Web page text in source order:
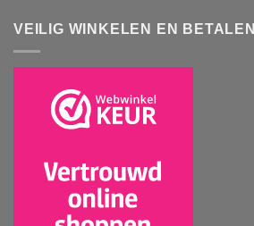
VEILIG WINKELEN EN BETALEN